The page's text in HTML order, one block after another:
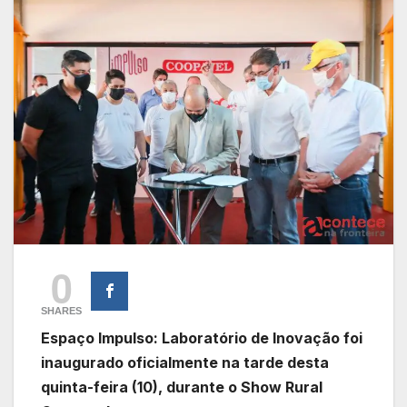
0
SHARES
Espaço Impulso: Laboratório de Inovação foi
inaugurado oficialmente na tarde desta
quinta-feira (10), durante o Show Rural